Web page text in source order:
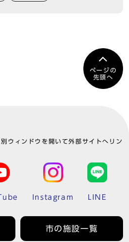
ページの
先頭へ
ウィンドウを開いて外部サイトへリン
Instagram LINE
市の施設一覧